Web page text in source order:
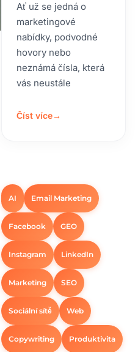
Ať už se jedná o
marketingové
nabídky, podvodné
hovory nebo
neznámá čísla, která
vás neustále
Číst více→
AI Email Marketing
Facebook GEO
Instagram LinkedIn
Marketing SEO
Sociální sítě Web
Copywriting Produktivita